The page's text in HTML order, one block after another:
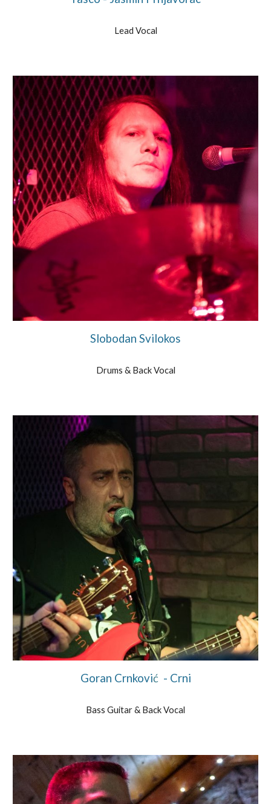
Lead Vocal
Slobodan Svilokos
Drums & Back Vocal
Goran Crnković - Crni
Bass Guitar & Back Vocal